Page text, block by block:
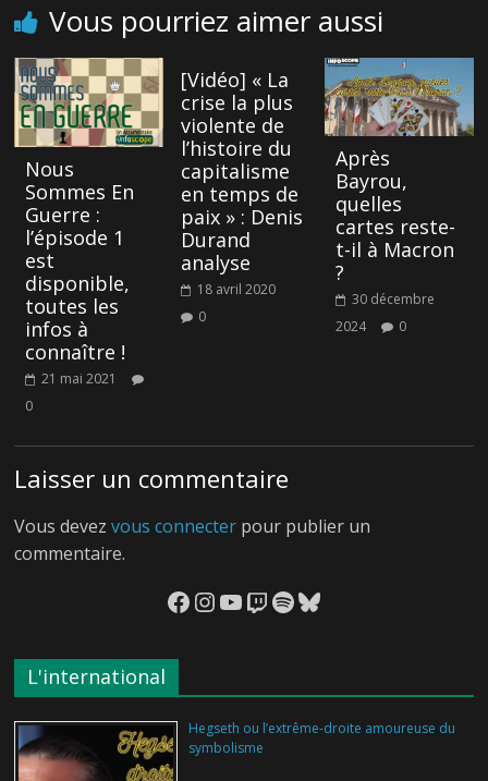
Vous pourriez aimer aussi
Nous
Sommes En
Guerre :
l’épisode 1
est
disponible,
toutes les
infos à
connaître !
21 mai 2021
0
[Vidéo] « La
crise la plus
violente de
l’histoire du
capitalisme
en temps de
paix » : Denis
Durand
analyse
18 avril 2020
0
Après
Bayrou,
quelles
cartes reste-
t-il à Macron
?
30 décembre
2024
0
Laisser un commentaire
Vous devezvous connecter pour publier un
commentaire.
Facebook
Instagram
YouTube
Twitch
Spotify
Bluesky
L'international
Hegseth ou l’extrême-droite amoureuse du
symbolisme